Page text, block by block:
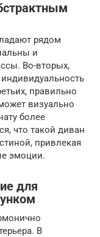
рядом
и
Во-вторых,
правильно
визуально
более
что такой диван
привлекая
эмоции.
для
В